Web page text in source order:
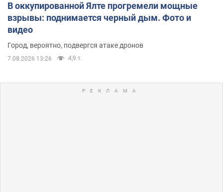
В оккупированной Ялте прогремели мощные
взрывы: поднимается черный дым. Фото и
видео
Город, вероятно, подвергся атаке дронов
7.08.2026 13:26 4,9 т.